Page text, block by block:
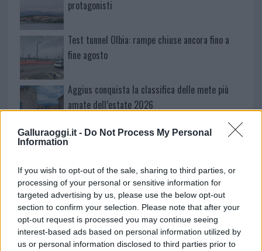
Galluraoggi.it - Do Not Process My Personal
Information
If you wish to opt-out of the sale, sharing to third parties, or
processing of your personal or sensitive information for
targeted advertising by us, please use the below opt-out
section to confirm your selection. Please note that after your
opt-out request is processed you may continue seeing
interest-based ads based on personal information utilized by
us or personal information disclosed to third parties prior to
protagonisti
Test tunnel Olbia: rampe chiuse ancora fino a
fine agosto
Aggius conquista la classifica delle mete più
amate dell’estate 2026
Nuovi posti auto in via La Marmora, parcheggio
Allarme truffe a Berchidda, falsi incaricati
bussano alle porte
Notre-Dame de Paris conquista Olbia, la prima